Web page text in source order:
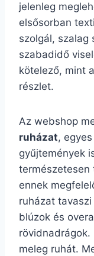
jelenleg
elsősorban
szolgál, szalag
szabadidő
kötelező, mint
részlet.
Az webshop
ruházat,
gyűjtemények
természetesen
ennek
ruházat
blúzok és
rövidnadrágok.
meleg ruhát.